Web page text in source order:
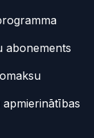
abonements